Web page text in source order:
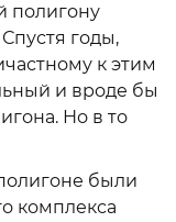
полигону
годы,
к этим
и вроде бы
Но в то
были
комплекса